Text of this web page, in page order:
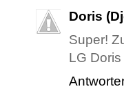
Doris
Super!
LG Doris